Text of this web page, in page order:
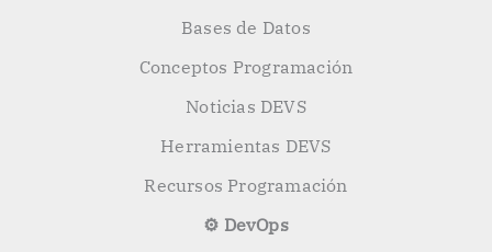
Bases de Datos
Conceptos Programación
Noticias DEVS
Herramientas DEVS
Recursos Programación
⚙️ DevOps